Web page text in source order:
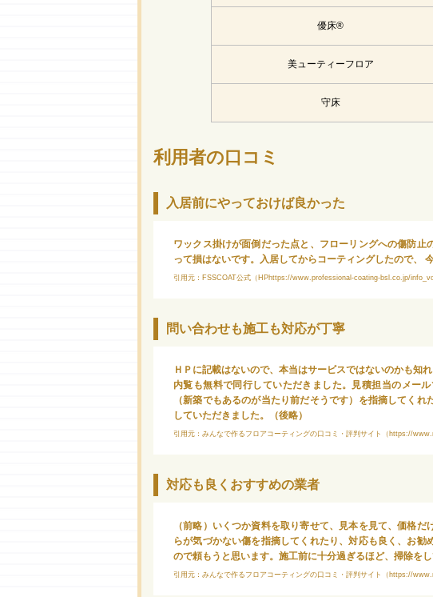
優床®
美ューティーフロア
守床
利用者の口コミ
入居前にやっておけば良かった
ワックス掛けが面倒だった点と、フローリングへの傷防
って損はないです。入居してからコーティングしたので、
引用元：FSSCOAT公式（HPhttps://www.professional-coating-bsl.co.jp/
問い合わせも施工も対応が丁寧
ＨＰに記載はないので、本当はサービスではないのかも知れ
内覧も無料で同行していただきました。見積担当のメー
（新築でもあるのが当たり前だそうです）を指摘して
していただきました。（後略）
引用元：みんなで作るフロアコーティングの口コミ・評判サイト（https://
対応も良くおすすめの業者
（前略）いくつか資料を取り寄せて、見本を見て、価格
らが気づかない傷を指摘してくれたり、対応も良く、お
ので頼もうと思います。施工前に十分過ぎるほど、掃除を
引用元：みんなで作るフロアコーティングの口コミ・評判サイト（https://